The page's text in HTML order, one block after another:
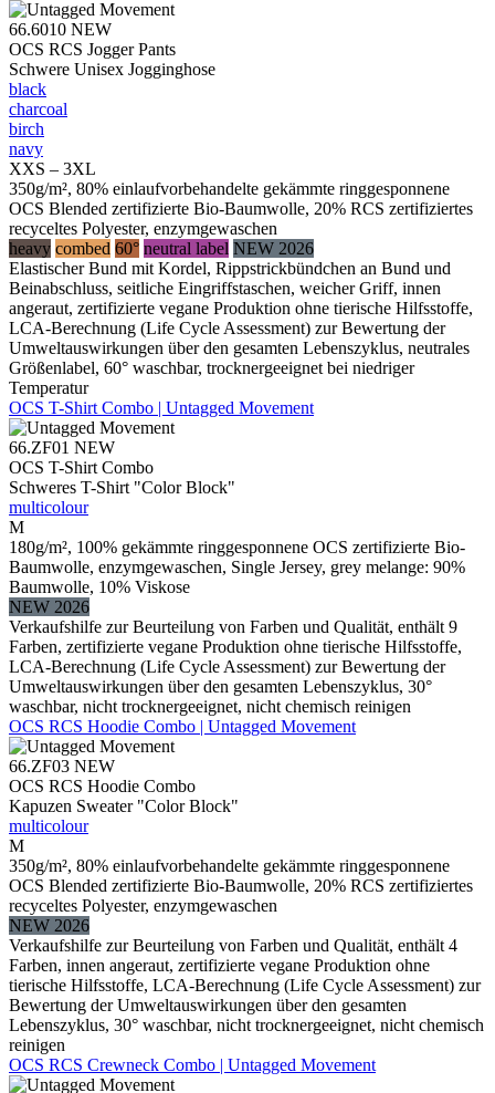
66.6010 NEW
OCS RCS Jogger Pants
Schwere Unisex Jogginghose
black
charcoal
birch
navy
XXS – 3XL
350g/m², 80% einlaufvorbehandelte gekämmte ringgesponnene
OCS Blended zertifizierte Bio-Baumwolle, 20% RCS zertifiziertes
recyceltes Polyester, enzymgewaschen
heavy combed 60° neutral label NEW 2026
Elastischer Bund mit Kordel, Rippstrickbündchen an Bund und
Beinabschluss, seitliche Eingriffstaschen, weicher Griff, innen
angeraut, zertifizierte vegane Produktion ohne tierische Hilfsstoffe,
LCA-Berechnung (Life Cycle Assessment) zur Bewertung der
Umweltauswirkungen über den gesamten Lebenszyklus, neutrales
Größenlabel, 60° waschbar, trocknergeeignet bei niedriger
Temperatur
OCS T-Shirt Combo | Untagged Movement
66.ZF01 NEW
OCS T-Shirt Combo
Schweres T-Shirt "Color Block"
multicolour
M
180g/m², 100% gekämmte ringgesponnene OCS zertifizierte Bio-
Baumwolle, enzymgewaschen, Single Jersey, grey melange: 90%
Baumwolle, 10% Viskose
NEW 2026
Verkaufshilfe zur Beurteilung von Farben und Qualität, enthält 9
Farben, zertifizierte vegane Produktion ohne tierische Hilfsstoffe,
LCA-Berechnung (Life Cycle Assessment) zur Bewertung der
Umweltauswirkungen über den gesamten Lebenszyklus, 30°
waschbar, nicht trocknergeeignet, nicht chemisch reinigen
OCS RCS Hoodie Combo | Untagged Movement
66.ZF03 NEW
OCS RCS Hoodie Combo
Kapuzen Sweater "Color Block"
multicolour
M
350g/m², 80% einlaufvorbehandelte gekämmte ringgesponnene
OCS Blended zertifizierte Bio-Baumwolle, 20% RCS zertifiziertes
recyceltes Polyester, enzymgewaschen
NEW 2026
Verkaufshilfe zur Beurteilung von Farben und Qualität, enthält 4
Farben, innen angeraut, zertifizierte vegane Produktion ohne
tierische Hilfsstoffe, LCA-Berechnung (Life Cycle Assessment) zur
Bewertung der Umweltauswirkungen über den gesamten
Lebenszyklus, 30° waschbar, nicht trocknergeeignet, nicht chemisch
reinigen
OCS RCS Crewneck Combo | Untagged Movement